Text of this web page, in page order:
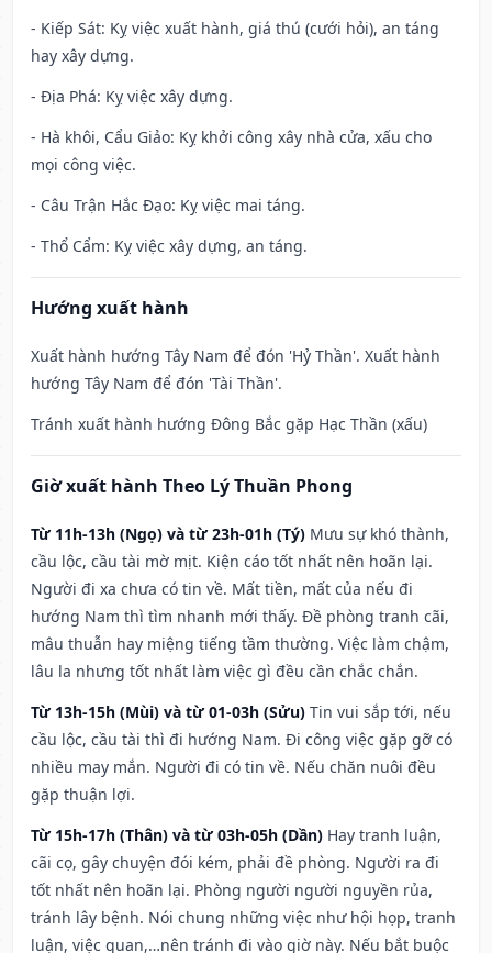
- Kiếp Sát: Kỵ việc xuất hành, giá thú (cưới hỏi), an táng
hay xây dựng.
- Địa Phá: Kỵ việc xây dựng.
- Hà khôi, Cẩu Giảo: Kỵ khởi công xây nhà cửa, xấu cho
mọi công việc.
- Câu Trận Hắc Đạo: Kỵ việc mai táng.
- Thổ Cẩm: Kỵ việc xây dựng, an táng.
Hướng xuất hành
Xuất hành hướng Tây Nam để đón 'Hỷ Thần'. Xuất hành
hướng Tây Nam để đón 'Tài Thần'.
Tránh xuất hành hướng Đông Bắc gặp Hạc Thần (xấu)
Giờ xuất hành Theo Lý Thuần Phong
Từ 11h-13h (Ngọ) và từ 23h-01h (Tý) Mưu sự khó thành,
cầu lộc, cầu tài mờ mịt. Kiện cáo tốt nhất nên hoãn lại.
Người đi xa chưa có tin về. Mất tiền, mất của nếu đi
hướng Nam thì tìm nhanh mới thấy. Đề phòng tranh cãi,
mâu thuẫn hay miệng tiếng tầm thường. Việc làm chậm,
lâu la nhưng tốt nhất làm việc gì đều cần chắc chắn.
Từ 13h-15h (Mùi) và từ 01-03h (Sửu) Tin vui sắp tới, nếu
cầu lộc, cầu tài thì đi hướng Nam. Đi công việc gặp gỡ có
nhiều may mắn. Người đi có tin về. Nếu chăn nuôi đều
gặp thuận lợi.
Từ 15h-17h (Thân) và từ 03h-05h (Dần) Hay tranh luận,
cãi cọ, gây chuyện đói kém, phải đề phòng. Người ra đi
tốt nhất nên hoãn lại. Phòng người người nguyền rủa,
tránh lây bệnh. Nói chung những việc như hội họp, tranh
luận, việc quan,…nên tránh đi vào giờ này. Nếu bắt buộc